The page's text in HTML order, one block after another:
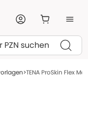
TENA ProSkin Flex